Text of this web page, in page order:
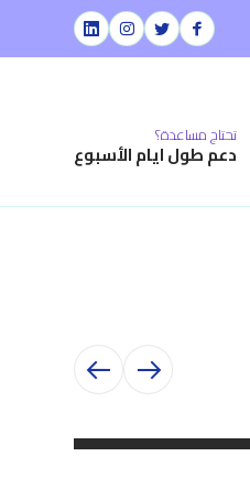
تحتاج مساعدة؟
دعم طول ايام الأسبوع